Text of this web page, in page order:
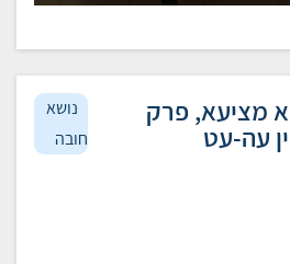
מציעא, פרק
עה-עט
נושא
חובה